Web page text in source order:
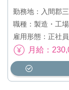
勤務地：入間郡
職種：製造・工場
雇用形態：正社員
月給：